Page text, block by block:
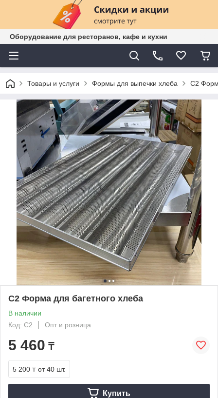
Оборудование для ресторанов, кафе и кухни
Товары и услуги Формы для выпечки хлеба С2
С2 Форма для багетного хлеба
В наличии
Код: C2
Опт и розница
5 460 ₸
5 200 ₸ от 40 шт.
Купить